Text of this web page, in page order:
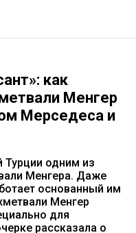
как
Менгер
Мерседеса и
Турции одним из
Менгера. Даже
основанный им
Менгер
для
рассказала о